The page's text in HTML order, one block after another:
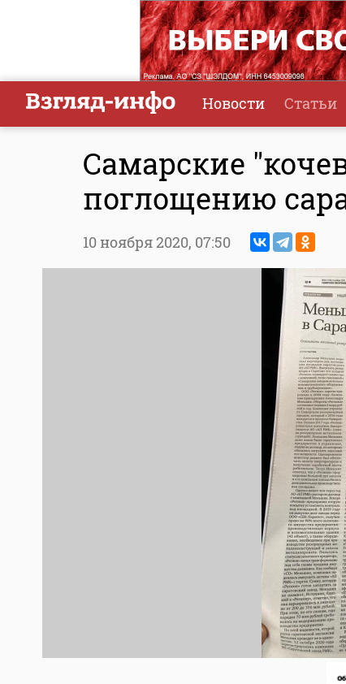
Новости Статьи
Самарские
поглощению
10 ноября 2020, 07:50